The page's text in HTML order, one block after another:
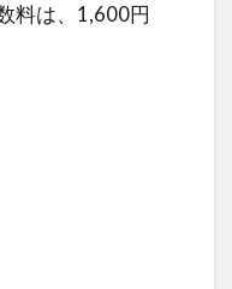
料は、1,600円